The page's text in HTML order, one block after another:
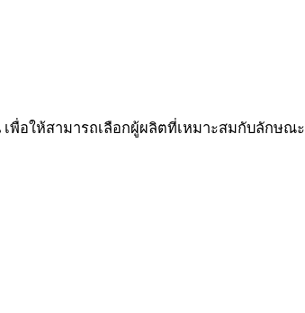
เพื่อให้สามารถเลือกผู้ผลิตที่เหมาะสมกับลักษณ